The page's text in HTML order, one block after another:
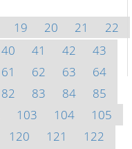
19 20 21
22
40 41 42
43
61 62 63
64
82 83 84
85
103 104
105
120 121
122